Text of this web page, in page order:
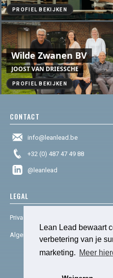
Lean Lead bewaart
verbetering van je
marketing. Meer
PROFIEL BEKIJKEN
Wilde Zwanen BV
JOOST VAN DRIESSCHE
PROFIEL BEKIJKEN
CONTACT
info@leanlead.be
+32 (0) 487 47 49 88
@leanlead
LEGAL
Privacy & cookies
Algemene voorwaarden